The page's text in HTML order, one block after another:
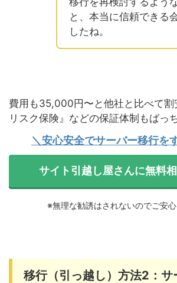
と、本当に信頼できる
したね。
費用も35,000円〜と他社と比べて割
リスク保険』などの保証体制もばっ
＼安心安全でサーバー移行を
サイト引越し屋さんに無料
※無理な勧誘はされないのでご安心
移行（引っ越し）方法2：サ